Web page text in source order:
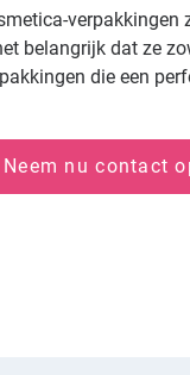
verpakkingen
belangrijk dat ze
die een
Neem nu contact